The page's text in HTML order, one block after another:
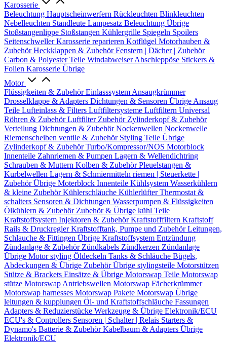
Karosserie
Beleuchtung Hauptscheinwerfern Rückleuchten Blinkleuchten
Nebelleuchten Standleute Lampesatz Beleuchtung Übrige
Stoßstangenlippe Stoßstangen Kühlergrille Spiegeln Spoilers
SeitenschwellerKarosserie reparieren Kotflügel Motorhauben &
ZubehörHeckklappen & ZubehörFenstern | Dächer | Zubehör
Carbon & Polyester Teile WindabweiserAbschleppöse Stickers &
Folien Karosserie Übrige
Motor
Flüssigkeiten & ZubehörEinlasssystem Ansaugkrümmer
Drosselklappe & Adapters Dichtungen & Sensoren Übrige Ansaug
Teile Lufteinlass & Filters Luftfiltersysteme Luftfiltern Universal
Röhren & ZubehörLuftfilter Zubehör Zylinderkopf & Zubehör
Verteilung Dichtungen & ZubehörNockenwellen Nockenwelle
Riemenscheiben ventile & Zubehör Styling Teile Übrige
Zylinderkopf & ZubehörTurbo/Kompressor/NOS Motorblock
Innenteile Zahnriemen & Pumpen Lagern & Wellendichtring
Schrauben & Muttern Kolben & ZubehörPleuelstangen &
Kurbelwellen Lagern & Schmiermitteln riemen | Steuerkette |
ZubehörÜbrige Moterblock Innenteile Kühlsystem Wasserkühlern
& kleine ZubehörKühlerschläuche KühlerlüfterThermostat &
schalters Sensoren & Dichtungen Wasserpumpen & Flüssigkeiten
Ölkühlern & Zubehör Zubehör & Übrige kühl Teile
Kraftstoffsystem Injektoren & ZubehörKraftstofffiltern Kraftstoff
Rails & DruckreglerKraftstofftank, Pumpe und ZubehörLeitungen,
Schlauche & Fittingen Übrige Kraftstoffsystem Entzündung
Zündanlage & Zubehör Zündkabels Zündkerzen Zündanlage
Übrige Motor styling Öldeckeln Tanks & Schläuche Bügels,
Abdeckungen & Übrige ZubehörÜbrige stylingsteile Motorstützen
Stütze & Brackets Einsätze & Übrige Motorswap Teile Motorswap
stütze Motorswap Antriebswellen Motorswap Fächerkrümmer
Motorswap harnesses Motorswap Pakete Motorswap Übrige
leitungen & kupplungen Öl- und Kraftstoffschläuche Fassungen
Adapters & Reduzierstücke Werkzeuge & Übrige Elektronik/ECU
ECU's & Controllers Sensoren | Schalter | Relais Starters &
Dynamo's Batterie & ZubehörKabelbaum & Adapters Übrige
Elektronik/ECU